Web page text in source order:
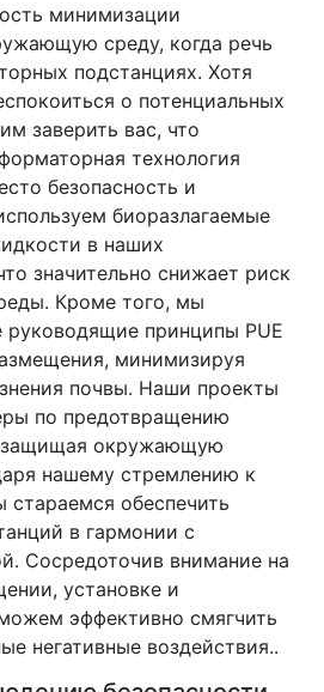
минимизации
среду, когда речь
подстанциях. Хотя
о потенциальных
заверить вас, что
технология
безопасность и
биоразлагаемые
в наших
значительно снижает риск
Кроме того, мы
руководящие принципы PUE
минимизируя
почвы. Наши проекты
по предотвращению
защищая окружающую
нашему стремлению к
обеспечить
в гармонии с
Сосредоточив внимание на
установке и
эффективно смягчить
негативные воздействия..